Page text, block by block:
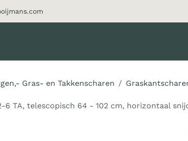
Gras- en Takkenscharen
6 TA, telescopisch 64 - 102 cm, horizontaal